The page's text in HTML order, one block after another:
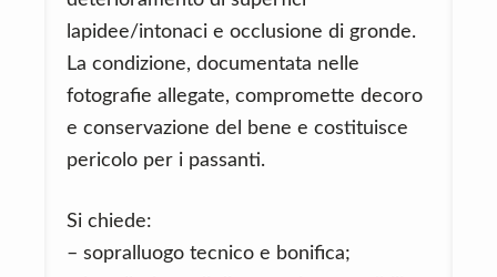
lapidee/intonaci e occlusione di gronde.
La condizione, documentata nelle
fotografie allegate, compromette decoro
e conservazione del bene e costituisce
pericolo per i passanti.
Si chiede:
– sopralluogo tecnico e bonifica;